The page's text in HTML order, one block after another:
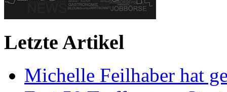
Letzte Artikel
Michelle Feilhaber hat